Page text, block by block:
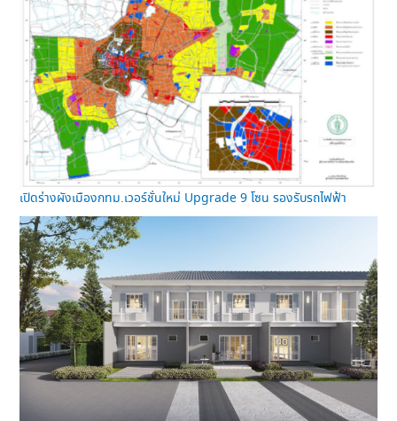
เปิดร่างผังเมืองกทม.เวอร์ชั่นใหม่ Upgrade 9 โซน รองรับรถไฟฟ้า